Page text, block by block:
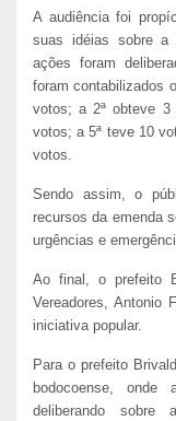
A audiência foi
suas idéias sobre a
ações foram
foram contabilizados
votos; a 2ª obteve
votos; a 5ª teve 10
votos.
Sendo assim, o
recursos da emenda
urgências e
Ao final, o prefeito
Vereadores, Antonio
iniciativa popular.
Para o prefeito
bodocoense, onde
deliberando